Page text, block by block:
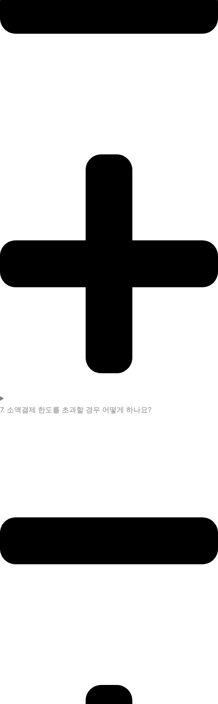
7. 소액결제 한도를 초과할 경우 어떻게 하나요?